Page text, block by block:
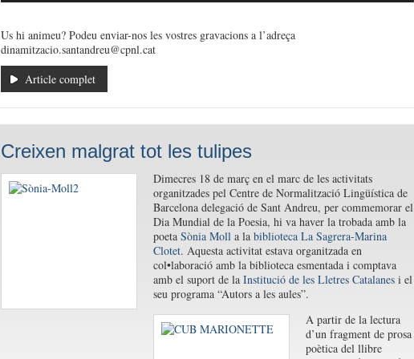
Us hi animeu? Podeu enviar-nos les vostres gravacions a l’adreça
dinamitzacio.santandreu@cpnl.cat
Article complet
Creixen malgrat tot les tulipes
Dimecres 18 de març en el marc de les activitats
organitzades pel Centre de Normalització Lingüística de
Barcelona delegació de Sant Andreu, per commemorar el
Dia Mundial de la Poesia, hi va haver la trobada amb la
poeta Sònia Molla la biblioteca La Sagrera-Marina
Clotet. Aquesta activitat estava organitzada en
col•laboració amb la biblioteca esmentada i comptava
amb el suport de la Institució de les Lletres Catalanesi el
seu programa “Autors a les aules”.
A partir de la lectura
d’un fragment de prosa
poètica del llibre